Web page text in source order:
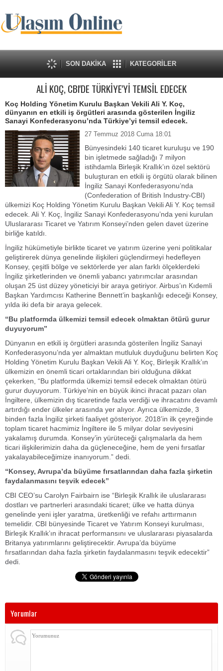
SON DAKİKA KATEGORİLER
ALİ KOÇ, CBI'DE TÜRKİYE'Yİ TEMSİL EDECEK
Koç Holding Yönetim Kurulu Başkan Vekili Ali Y. Koç,
dünyanın en etkili iş örgütleri arasında gösterilen İngiliz
Sanayi Konfederasyonu’nda Türkiye’yi temsil edecek.
27 Temmuz 2018 Cuma 18:01
Bünyesindeki 140 ticaret kuruluşu ve 190
bin işletmede sağladığı 7 milyon
istihdamla Birleşik Krallık’ın özel sektörü
buluşturan en etkili iş örgütü olarak bilinen
İngiliz Sanayi Konfederasyonu’nda
(Confederation of British Industry-CBI)
ülkemizi Koç Holding Yönetim Kurulu Başkan Vekili Ali Y. Koç temsil
edecek. Ali Y. Koç, İngiliz Sanayi Konfederasyonu’nda yeni kurulan
Uluslararası Ticaret ve Yatırım Konseyi’nden gelen davet üzerine
birliğe katıldı.
İngiliz hükümetiyle birlikte ticaret ve yatırım üzerine yeni politikalar
geliştirerek dünya genelinde ilişkileri güçlendirmeyi hedefleyen
Konsey, çeşitli bölge ve sektörlerde yer alan farklı ölçeklerdeki
İngiliz şirketlerinden ve önemli yabancı yatırımcılar arasından
oluşan 25 üst düzey yöneticiyi bir araya getiriyor. Airbus’ın Kıdemli
Başkan Yardımcısı Katherine Bennett’in başkanlığı edeceği Konsey,
yılda iki defa bir araya gelecek.
“Bu platformda ülkemizi temsil edecek olmaktan ötürü gurur
duyuyorum”
Dünyanın en etkili iş örgütleri arasında gösterilen İngiliz Sanayi
Konfederasyonu’nda yer almaktan mutluluk duyduğunu belirten Koç
Holding Yönetim Kurulu Başkan Vekili Ali Y. Koç, Birleşik Krallık’ın
ülkemizin en önemli ticari ortaklarından biri olduğuna dikkat
çekerken, “Bu platformda ülkemizi temsil edecek olmaktan ötürü
gurur duyuyorum. Türkiye’nin en büyük ikinci ihracat pazarı olan
İngiltere, ülkemizin dış ticaretinde fazla verdiği ve ihracatını devamlı
artırdığı ender ülkeler arasında yer alıyor. Ayrıca ülkemizde, 3
binden fazla İngiliz şirketi faaliyet gösteriyor. 2018’in ilk çeyreğinde
toplam ticaret hacmimiz İngiltere ile 5 milyar dolar seviyesini
yakalamış durumda. Konsey’in yürüteceği çalışmalarla da hem
ticari ilişkilerimizin daha da güçleneceğine, hem de yeni fırsatlar
yakalayabileceğimize inanıyorum.” dedi.
“Konsey, Avrupa’da büyüme fırsatlarından daha fazla şirketin
faydalanmasını teşvik edecek”
CBI CEO’su Carolyn Fairbairn ise “Birleşik Krallık ile uluslararası
dostları ve partnerleri arasındaki ticaret; ülke ve hatta dünya
genelinde yeni işler yaratma, üretkenliği ve refahı arttırmanın
temelidir. CBI bünyesinde Ticaret ve Yatırım Konseyi kurulması,
Birleşik Krallık’ın ihracat performansını ve uluslararası piyasalarda
Britanya yatırımlarını geliştirecektir. Avrupa’da büyüme
fırsatlarından daha fazla şirketin faydalanmasını teşvik edecektir”
dedi.
Yorumlar